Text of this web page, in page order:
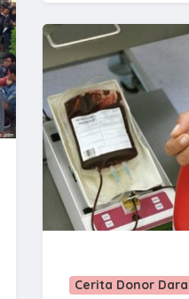
Cerita Donor